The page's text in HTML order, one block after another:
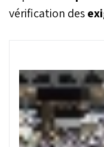
vérification des